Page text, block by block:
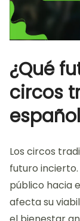
¿Qué
circos
Los circos
futuro
público hacia
afecta su